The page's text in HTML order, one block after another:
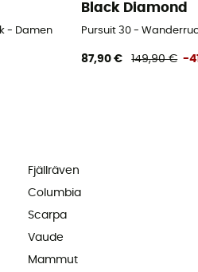
- Damen
Black Diamond
Pursuit 30 -
87,90 € 149,90 € -
Fjällräven
Columbia
Scarpa
Vaude
Mammut